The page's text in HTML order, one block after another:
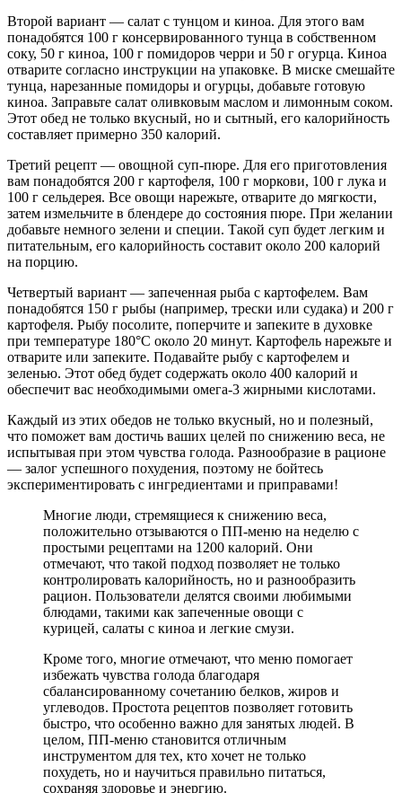
Второй вариант — салат с тунцом и киноа. Для этого вам
понадобятся 100 г консервированного тунца в собственном
соку, 50 г киноа, 100 г помидоров черри и 50 г огурца. Киноа
отварите согласно инструкции на упаковке. В миске смешайте
тунца, нарезанные помидоры и огурцы, добавьте готовую
киноа. Заправьте салат оливковым маслом и лимонным соком.
Этот обед не только вкусный, но и сытный, его калорийность
составляет примерно 350 калорий.
Третий рецепт — овощной суп-пюре. Для его приготовления
вам понадобятся 200 г картофеля, 100 г моркови, 100 г лука и
100 г сельдерея. Все овощи нарежьте, отварите до мягкости,
затем измельчите в блендере до состояния пюре. При желании
добавьте немного зелени и специи. Такой суп будет легким и
питательным, его калорийность составит около 200 калорий
на порцию.
Четвертый вариант — запеченная рыба с картофелем. Вам
понадобятся 150 г рыбы (например, трески или судака) и 200 г
картофеля. Рыбу посолите, поперчите и запеките в духовке
при температуре 180°C около 20 минут. Картофель нарежьте и
отварите или запеките. Подавайте рыбу с картофелем и
зеленью. Этот обед будет содержать около 400 калорий и
обеспечит вас необходимыми омега-3 жирными кислотами.
Каждый из этих обедов не только вкусный, но и полезный,
что поможет вам достичь ваших целей по снижению веса, не
испытывая при этом чувства голода. Разнообразие в рационе
— залог успешного похудения, поэтому не бойтесь
экспериментировать с ингредиентами и приправами!
Многие люди, стремящиеся к снижению веса,
положительно отзываются о ПП-меню на неделю с
простыми рецептами на 1200 калорий. Они
отмечают, что такой подход позволяет не только
контролировать калорийность, но и разнообразить
рацион. Пользователи делятся своими любимыми
блюдами, такими как запеченные овощи с
курицей, салаты с киноа и легкие смузи.
Кроме того, многие отмечают, что меню помогает
избежать чувства голода благодаря
сбалансированному сочетанию белков, жиров и
углеводов. Простота рецептов позволяет готовить
быстро, что особенно важно для занятых людей. В
целом, ПП-меню становится отличным
инструментом для тех, кто хочет не только
похудеть, но и научиться правильно питаться,
сохраняя здоровье и энергию.